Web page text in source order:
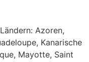
Azoren,
Kanarische
Mayotte, Saint